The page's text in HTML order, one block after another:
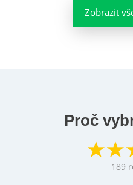
Zobrazit
Proč
189